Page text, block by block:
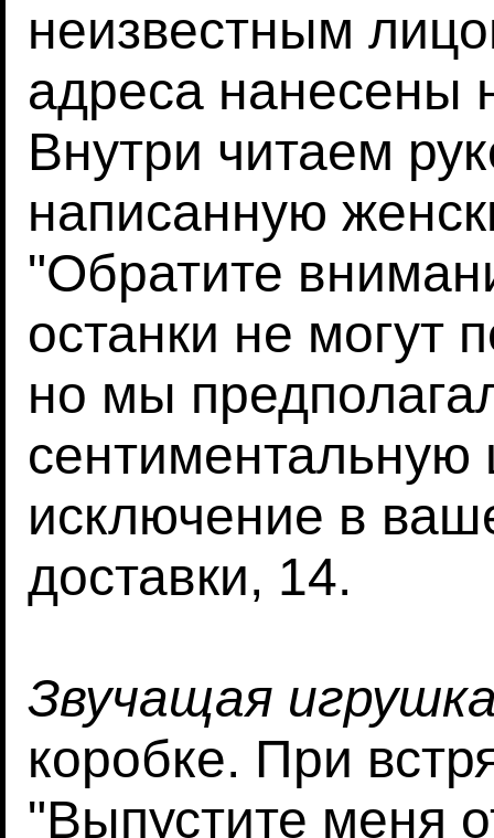
неизвестным
адреса нанесены
Внутри читаем
написанную
"Обратите
останки не могут
но мы
сентиментальную
исключение в
доставки, 14.
Звучащая
коробке. При
"Выпустите меня